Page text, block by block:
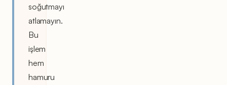
soğutmayı
atlamayın.
Bu
işlem
hem
hamuru